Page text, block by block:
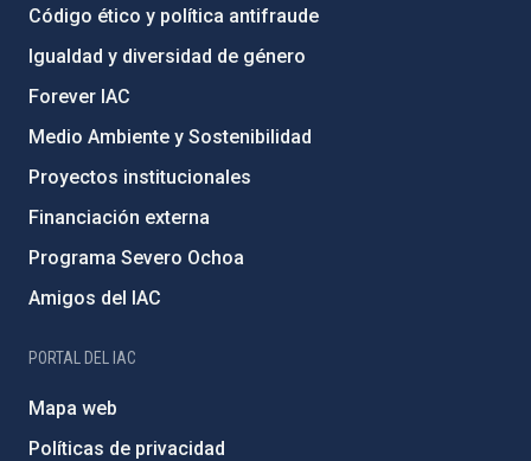
Código ético y política antifraude
Igualdad y diversidad de género
Forever IAC
Medio Ambiente y Sostenibilidad
Proyectos institucionales
Financiación externa
Programa Severo Ochoa
Amigos del IAC
PORTAL DEL IAC
Mapa web
Políticas de privacidad